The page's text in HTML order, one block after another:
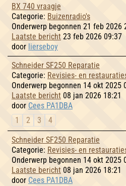
BX 740 vraagje
Categorie: Buizenradio's
Onderwerp begonnen 21 feb 2026
Laatste bericht 23 feb 2026 09:37
door lierseboy
Schneider SF250 Reparatie
Categorie: Revisies- en
Onderwerp begonnen 14 okt 2025
Laatste bericht 08 jan 2026 18:21
door Cees PA1DBA
1
2 3 4
Schneider SF250 Reparatie
Categorie: Revisies- en
Onderwerp begonnen 14 okt 2025
Laatste bericht 08 jan 2026 18:21
door Cees PA1DBA